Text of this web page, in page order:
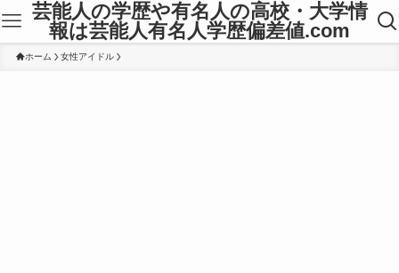
芸能人の学歴や有名人の高校・大学情
報は芸能人有名人学歴偏差値.com
ホーム 女性アイドル